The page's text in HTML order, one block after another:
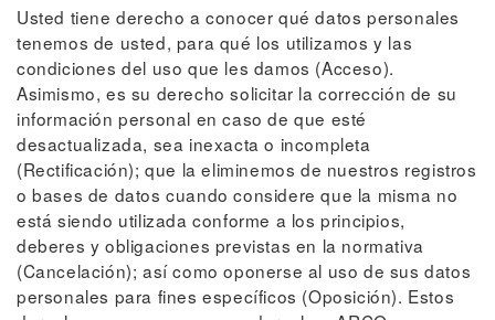
Usted tiene derecho a conocer qué datos personales
tenemos de usted, para qué los utilizamos y las
condiciones del uso que les damos (Acceso).
Asimismo, es su derecho solicitar la corrección de su
información personal en caso de que esté
desactualizada, sea inexacta o incompleta
(Rectificación); que la eliminemos de nuestros registros
o bases de datos cuando considere que la misma no
está siendo utilizada conforme a los principios,
deberes y obligaciones previstas en la normativa
(Cancelación); así como oponerse al uso de sus datos
personales para fines específicos (Oposición). Estos